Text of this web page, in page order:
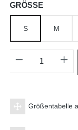
GRÖSSE
S M
Produkt
Größentabelle